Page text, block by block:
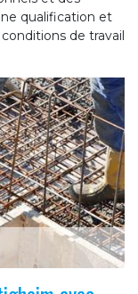
qualification et
de travail